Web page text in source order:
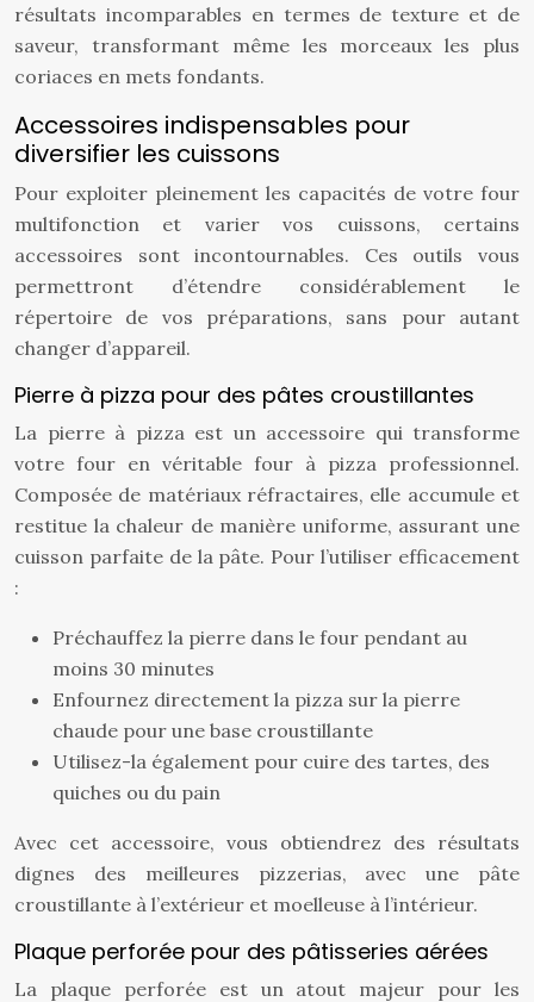
résultats incomparables en termes de texture et de
saveur, transformant même les morceaux les plus
coriaces en mets fondants.
Accessoires indispensables pour
diversifier les cuissons
Pour exploiter pleinement les capacités de votre four
multifonction et varier vos cuissons, certains
accessoires sont incontournables. Ces outils vous
permettront d’étendre considérablement le
répertoire de vos préparations, sans pour autant
changer d’appareil.
Pierre à pizza pour des pâtes croustillantes
La pierre à pizza est un accessoire qui transforme
votre four en véritable four à pizza professionnel.
Composée de matériaux réfractaires, elle accumule et
restitue la chaleur de manière uniforme, assurant une
cuisson parfaite de la pâte. Pour l’utiliser efficacement
:
Préchauffez la pierre dans le four pendant au
moins 30 minutes
Enfournez directement la pizza sur la pierre
chaude pour une base croustillante
Utilisez-la également pour cuire des tartes, des
quiches ou du pain
Avec cet accessoire, vous obtiendrez des résultats
dignes des meilleures pizzerias, avec une pâte
croustillante à l’extérieur et moelleuse à l’intérieur.
Plaque perforée pour des pâtisseries aérées
La plaque perforée est un atout majeur pour les